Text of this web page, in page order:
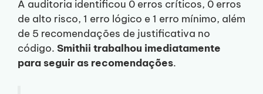
A auditoria identificou 0 erros críticos, 0 erros
de alto risco, 1 erro lógico e 1 erro mínimo, além
de 5 recomendações de justificativa no
código. Smithii trabalhou imediatamente
para seguir as recomendações.